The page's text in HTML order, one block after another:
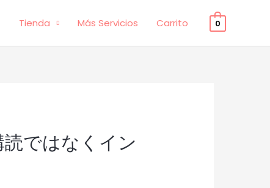
Tienda Más Servicios Carrito 0
ではなくイン